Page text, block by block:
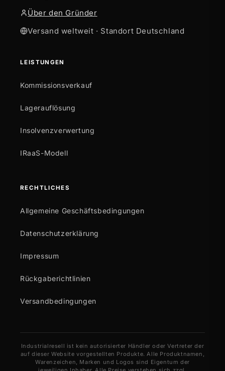
Über den Gründer
Versand weltweit · Standort Deutschland
LEISTUNGEN
Kommissionsverkauf
Lagerauflösung
Insolvenzverwertung
IRaaS-Modell
RECHTLICHES
Allgemeine Geschäftsbedingungen
Datenschutzerklärung
Impressum
Rückgaberichtlinien
Versandbedingungen
Industrialresell ist kein autorisierter Händler oder Vertreter der
auf dieser Website vorgestellten Produkte. Alle Produktnamen,
Warenzeichen, Marken und Logos sind Eigentum der